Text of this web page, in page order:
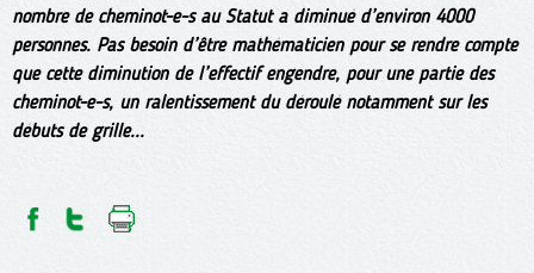
nombre de cheminot-e-s au Statut a diminué d’environ 4000
personnes. Pas besoin d’être mathématicien pour se rendre compte
que cette diminution de l’effectif engendre, pour une partie des
cheminot-e-s, un ralentissement du déroulé notamment sur les
débuts de grille...